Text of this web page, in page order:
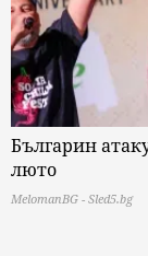
Българин
люто
MelomanBG - Sled5.bg